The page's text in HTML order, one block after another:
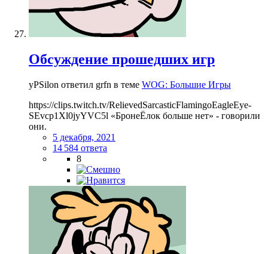
Обсуждение прошедших игр
yPSilon ответил grfn в теме WOG: Большие Игры
https://clips.twitch.tv/RelievedSarcasticFlamingoEagleEye-
SEvcp1Xl0jyYVC5l «БронеЁлок больше нет» - говорили
они.
5 декабря, 2021
14 584 ответа
8